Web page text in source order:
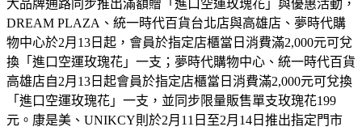
大品牌通路同步推出滿額贈「進口空運玫瑰花」與優惠活動，
DREAM PLAZA、統一時代百貨台北店與高雄店、夢時代購
物中心於2月13日起，會員於指定店櫃當日消費滿2,000元可兌
換「進口空運玫瑰花」一支；夢時代購物中心、統一時代百貨
高雄店自2月13日起會員於指定店櫃當日消費滿2,000元可兌換
「進口空運玫瑰花」一支，並同步限量販售單支玫瑰花199
元。康是美、UNIKCY則於2月11日至2月14日推出指定門市